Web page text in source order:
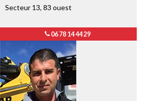
Secteur 13, 83 ouest
06 78 14 44 29